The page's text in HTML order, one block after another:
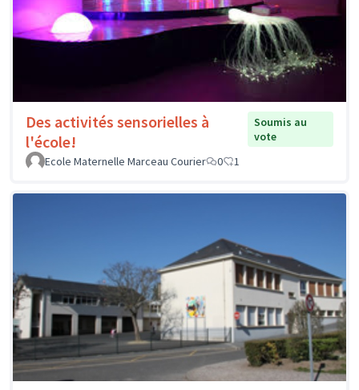
Des activités sensorielles à
l'école!
Soumis au
vote
Ecole Maternelle Marceau Courier
0 1